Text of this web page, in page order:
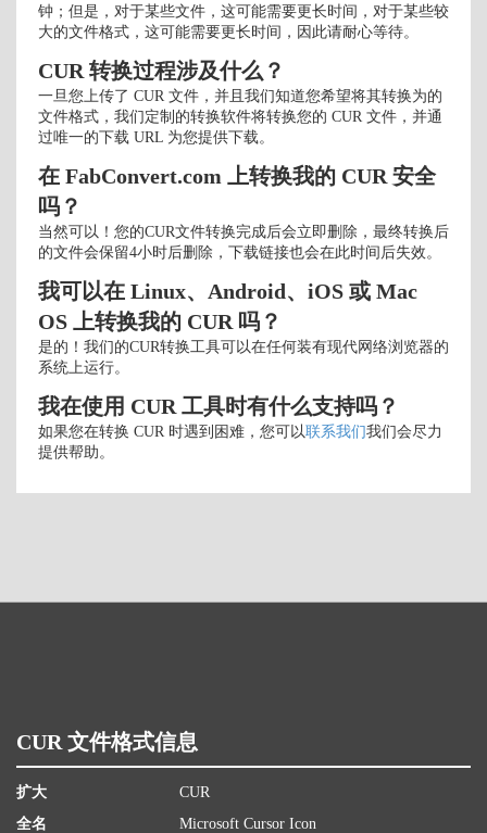
钟；但是，对于某些文件，这可能需要更长时间，对于某些较
大的文件格式，这可能需要更长时间，因此请耐心等待。
CUR 转换过程涉及什么？
一旦您上传了 CUR 文件，并且我们知道您希望将其转换为的
文件格式，我们定制的转换软件将转换您的 CUR 文件，并通
过唯一的下载 URL 为您提供下载。
在 FabConvert.com 上转换我的 CUR 安全
吗？
当然可以！您的CUR文件转换完成后会立即删除，最终转换后
的文件会保留4小时后删除，下载链接也会在此时间后失效。
我可以在 Linux、Android、iOS 或 Mac
OS 上转换我的 CUR 吗？
是的！我们的CUR转换工具可以在任何装有现代网络浏览器的
系统上运行。
我在使用 CUR 工具时有什么支持吗？
如果您在转换 CUR 时遇到困难，您可以联系我们我们会尽力
提供帮助。
CUR 文件格式信息
扩大
CUR
全名
Microsoft Cursor Icon